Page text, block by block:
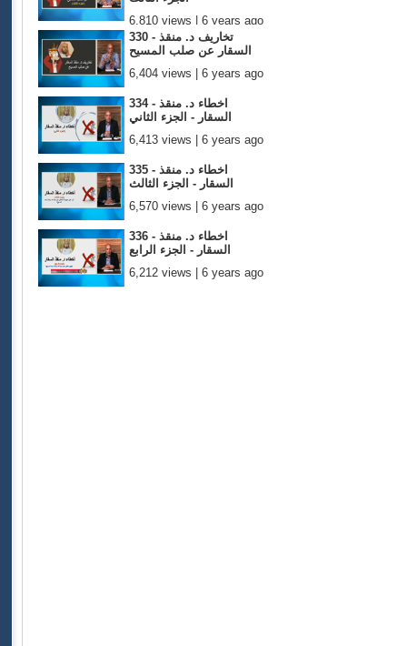
6,810 views | 6 years ago
330 - تخاريف د. منقذ
السقار عن صلب المسيح
6,404 views | 6 years ago
334 - اخطاء د. منقذ
السقار - الجزء الثاني
6,413 views | 6 years ago
335 - اخطاء د. منقذ
السقار - الجزء الثالث
6,570 views | 6 years ago
336 - اخطاء د. منقذ
السقار - الجزء الرابع
6,212 views | 6 years ago